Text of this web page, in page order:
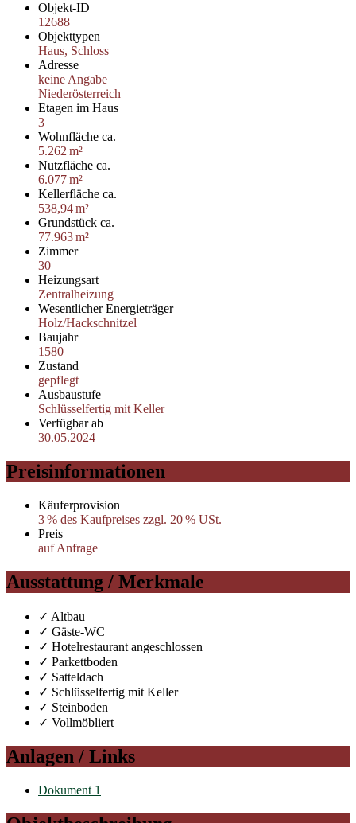
Objekt-ID
12688
Objekttypen
Haus, Schloss
Adresse
keine Angabe
Niederösterreich
Etagen im Haus
3
Wohnfläche ca.
5.262 m²
Nutzfläche ca.
6.077 m²
Kellerfläche ca.
538,94 m²
Grund­stück ca.
77.963 m²
Zimmer
30
Heizungsart
Zentralheizung
Wesentlicher Energieträger
Holz/Hackschnitzel
Baujahr
1580
Zustand
gepflegt
Ausbaustufe
Schlüsselfertig mit Keller
Verfügbar ab
30.05.2024
Preisinformationen
Käufer­provision
3 % des Kaufpreises zzgl. 20 % USt.
Preis
auf Anfrage
Ausstattung / Merkmale
✓ Altbau
✓ Gäste-WC
✓ Hotelrestaurant angeschlossen
✓ Parkettboden
✓ Satteldach
✓ Schlüsselfertig mit Keller
✓ Steinboden
✓ Vollmöbliert
Anlagen / Links
Dokument 1